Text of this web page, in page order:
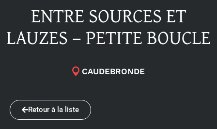
ENTRE SOURCES ET
LAUZES – PETITE BOUCLE
CAUDEBRONDE
Retour à la liste